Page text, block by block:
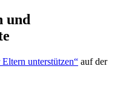
und
unterstützen“ auf der